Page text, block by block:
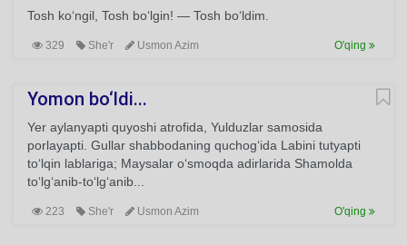
Tosh ko‘ngil, Tosh bo‘lgin! — Tosh bo‘ldim.
329 She'r Usmon Azim O'qing
Yomon bo‘ldi...
Yer aylanyapti quyoshi atrofida, Yulduzlar samosida
porlayapti. Gullar shabbodaning quchog‘ida Labini tutyapti
to‘lqin lablariga; Maysalar o‘smoqda adirlarida Shamolda
to‘lg‘anib-to‘lg‘anib...
223 She'r Usmon Azim O'qing